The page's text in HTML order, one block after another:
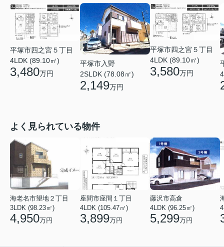
平塚市四之宮５丁目
4LDK (89.10㎡)
3,480万円
平塚市入野
2SLDK (78.08㎡)
2,149万円
平塚市四之宮５丁目
4LDK (89.10㎡)
3,580万円
よく見られている物件
海老名市望地２丁目
3LDK (98.23㎡)
4,950万円
座間市座間１丁目
4LDK (105.47㎡)
3,899万円
藤沢市高倉
4LDK (96.25㎡)
5,299万円